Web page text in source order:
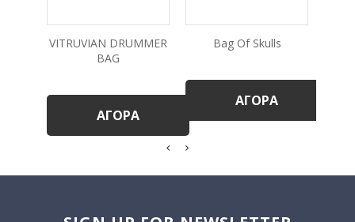
VITRUVIAN DRUMMER
BAG
ΑΓΟΡΆ
Bag Of Skulls
ΑΓΟΡΆ